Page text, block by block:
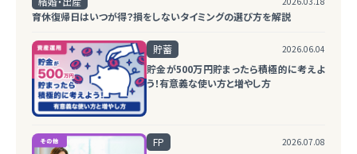
育休復帰日はいつが得？損をしないタイミングの選び方を解説
貯蓄 2026.06.04
貯金が500万円貯まったら積極的に考えよ
う！有意義な使い方と増やし方
FP 2026.07.08